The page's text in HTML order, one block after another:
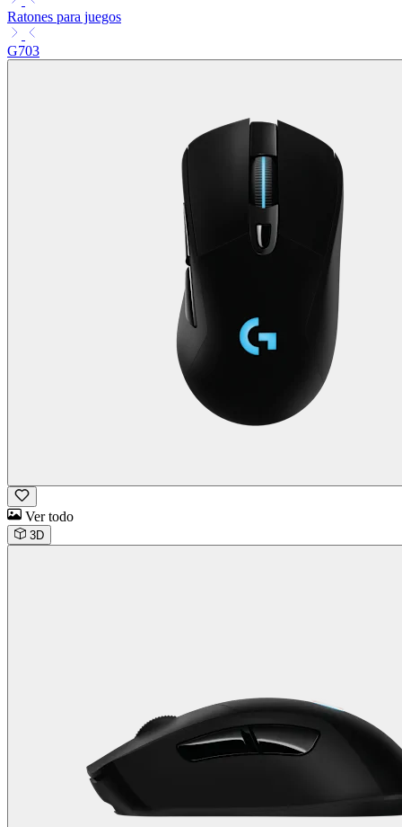
Ratones para juegos
G703
Ver todo
3D